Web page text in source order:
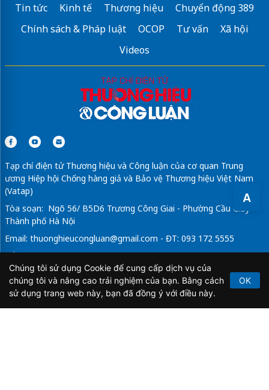
A
Tin tức Kinh tế Thương hiệu
Chuyển động 389
Chính sách & Pháp luật
OCOP Tư vấn
Xã hội
Videos
Tạp chí điện tử Thương hiệu và Công luận của cơ quan Trung
ương Hiệp hội Chống hàng giả và Bảo vệ Thương hiệu Việt Nam
(Vatap)
Tòa soạn: Ngõ 56/ B5D6 Trương Công Giai - Phường Cầu Giấy -
Thành phố Hà Nội
Email: thuonghieucongluan@gmail.com - ĐT: 093 172 5555
Tổng Biên Tập: Vũ Đức Thuận
Giấy phép hoạt động báo chí điện tử số 64/GP-BTTTT do Bộ
Thông tin và Truyền thông cấp ngày 21/2/2020.
Chúng tôi sử dụng Cookie để cung cấp dịch vụ của
chúng tôi và nâng cao trải nghiệm của bạn. Bằng cách
sử dụng trang web này, bạn đã đồng ý với điều này.
OK